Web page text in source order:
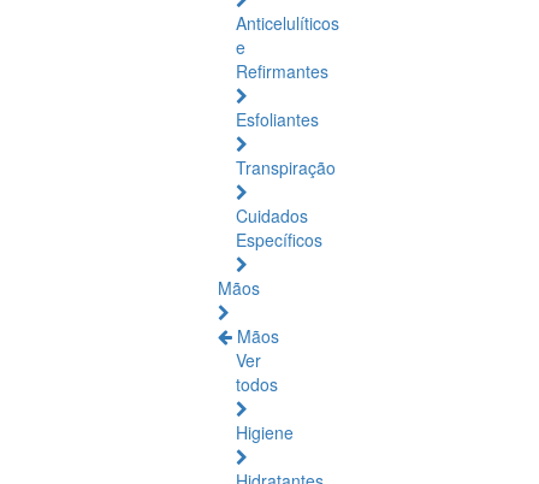
Anticelulíticos
e
Refirmantes
Esfoliantes
Transpiração
Cuidados
Específicos
Mãos
Mãos
Ver
todos
Higiene